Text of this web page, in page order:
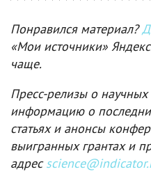
Понравился материал?
«Мои источники»
чаще.
Пресс-релизы о научных
информацию о
статьях и анонсы
выигранных грантах и
адрес